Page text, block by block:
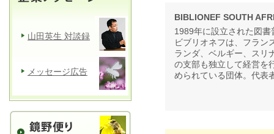
BIBLIONEF SOUTH
1989年に設立された図
ビブリオネフは、フラン
ランダ、ベルギー、スリ
の支部も独立して経営を
められている団体。代表
山田英生 対談録
メッセージ広告